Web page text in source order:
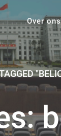
Over ons